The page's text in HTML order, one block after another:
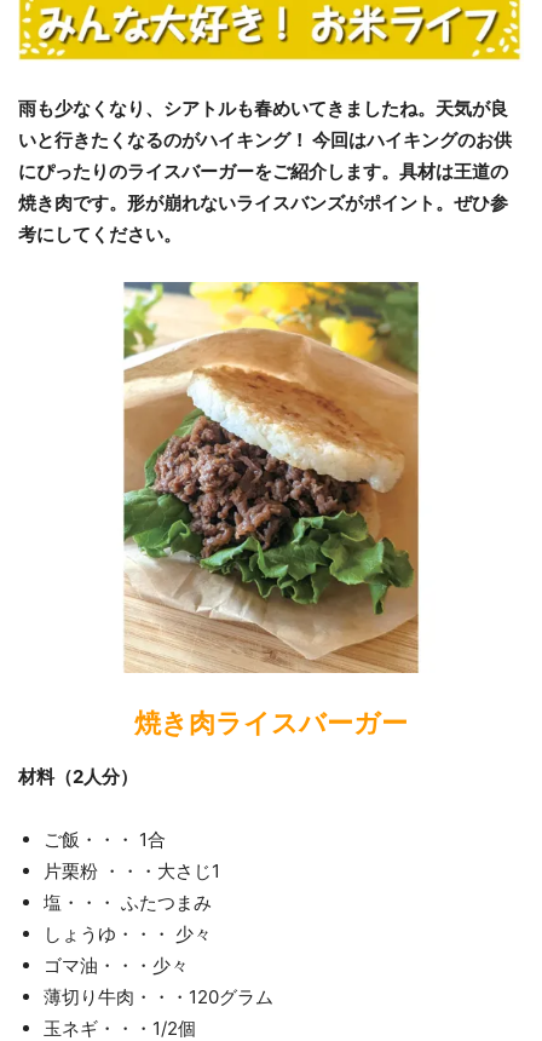
雨も少なくなり、シアトルも春めいてきましたね。天気が良
いと行きたくなるのがハイキング！ 今回はハイキングのお供
にぴったりのライスバーガーをご紹介します。具材は王道の
焼き肉です。形が崩れないライスバンズがポイント。ぜひ参
考にしてください。
焼き肉ライスバーガー
材料（2人分）
ご飯・・・ 1合
片栗粉 ・・・大さじ1
塩・・・ ふたつまみ
しょうゆ・・・ 少々
ゴマ油・・・少々
薄切り牛肉・・・120グラム
玉ネギ・・・1/2個